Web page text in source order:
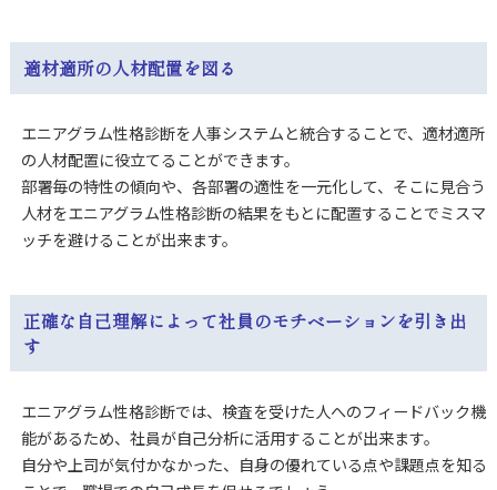
適材適所の人材配置を図る
エニアグラム性格診断を人事システムと統合することで、適材適所
の人材配置に役立てることができます。
部署毎の特性の傾向や、各部署の適性を一元化して、そこに見合う
人材をエニアグラム性格診断の結果をもとに配置することでミスマ
ッチを避けることが出来ます。
正確な自己理解によって社員のモチベーションを引き出
す
エニアグラム性格診断では、検査を受けた人へのフィードバック機
能があるため、 社員が自己分析に活用することが出来ます。
自分や上司が気付かなかった、自身の優れている点や課題点を知る